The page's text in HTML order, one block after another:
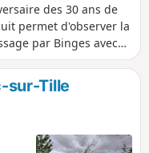
des 30 ans de
permet d'observer la
par Binges avec
également par
son château.
sur-Tille